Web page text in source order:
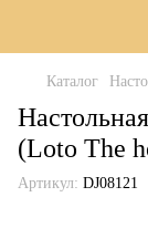
Каталог
(Loto The
Артикул: DJ08121